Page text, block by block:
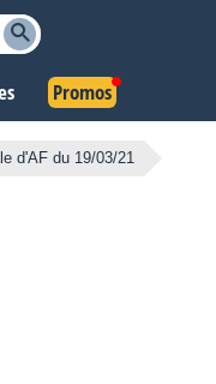
Promos
d'AF du 19/03/21